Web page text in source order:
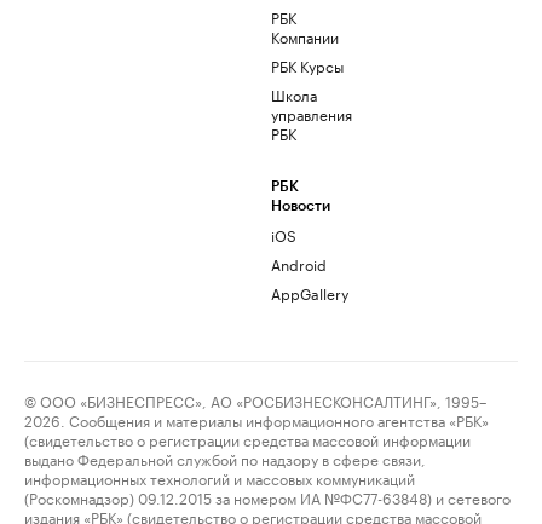
РБК
Компании
РБК Курсы
Школа
управления
РБК
РБК
Новости
iOS
Android
AppGallery
© ООО «БИЗНЕСПРЕСС», АО «РОСБИЗНЕСКОНСАЛТИНГ», 1995–
2026. Сообщения и материалы информационного агентства «РБК»
(свидетельство о регистрации средства массовой информации
выдано Федеральной службой по надзору в сфере связи,
информационных технологий и массовых коммуникаций
(Роскомнадзор) 09.12.2015 за номером ИА №ФС77-63848) и сетевого
издания «РБК» (свидетельство о регистрации средства массовой